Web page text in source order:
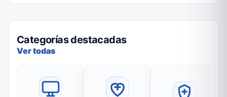
Categorías destacadas
Ver todas